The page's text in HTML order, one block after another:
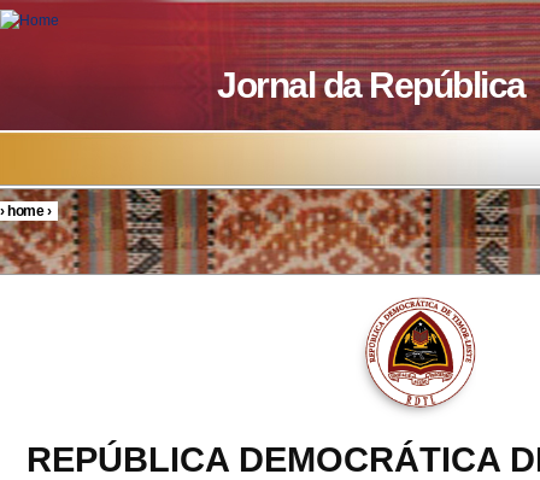
Skip to main content
Jornal da República
You are here
›home›
REPÚBLICA DEMOCRÁTICA